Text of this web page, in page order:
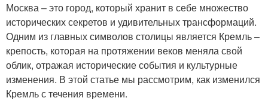
Москва – это город, который хранит в себе множество
исторических секретов и удивительных трансформаций.
Одним из главных символов столицы является Кремль –
крепость, которая на протяжении веков меняла свой
облик, отражая исторические события и культурные
изменения. В этой статье мы рассмотрим, как изменился
Кремль с течения времени.